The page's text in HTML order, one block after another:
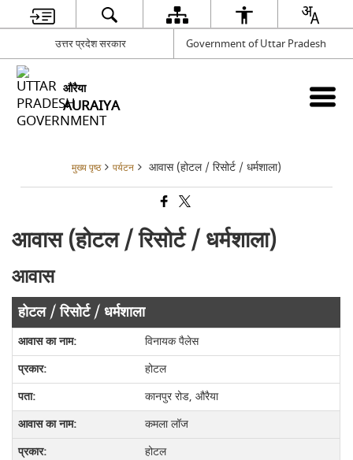
उत्तर प्रदेश सरकार Government of Uttar Pradesh
औरैया
AURAIYA
मुख्य पृष्ठ पर्यटन आवास (होटल / रिसोर्ट / धर्मशाला)
आवास (होटल / रिसोर्ट / धर्मशाला)
आवास
होटल / रिसोर्ट / धर्मशाला
विनायक पैलेस
होटल
कानपुर रोड, औरैया
कमला लॉज
होटल